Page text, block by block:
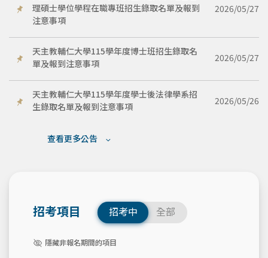
理碩士學位學程在職專班招生錄取名單及報到
注意事項
2026/05/27
天主教輔仁大學115學年度博士班招生錄取名
單及報到注意事項
2026/05/27
天主教輔仁大學115學年度學士後法律學系招
生錄取名單及報到注意事項
2026/05/26
查看更多公告
招考項目 招考中 全部
隱藏非報名期間的項目